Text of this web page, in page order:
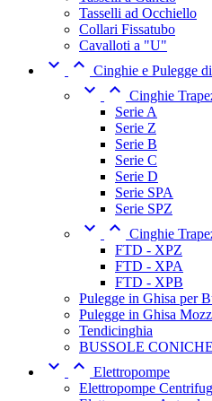
Tasselli ad Occhiello
Collari Fissatubo
Cavalloti a "U"
  Cinghie e Pulegge
  Cinghie
Serie A
Serie Z
Serie B
Serie C
Serie D
Serie SPA
Serie SPZ
  Cinghie
FTD - XPZ
FTD - XPA
FTD - XPB
Pulegge in Ghisa per
Pulegge in Ghisa
Tendicinghia
BUSSOLE CONICHE
  Elettropompe
Elettropompe